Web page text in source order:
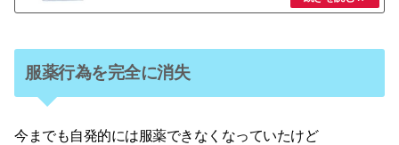
服薬行為を完全に消失
今までも自発的には服薬できなくなっていたけど